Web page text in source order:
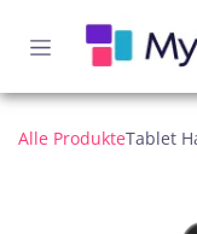
Alle ProdukteTablet